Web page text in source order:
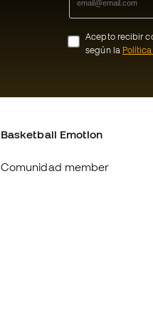
Acepto recibir
según la
Basketball Emotion
Comunidad member